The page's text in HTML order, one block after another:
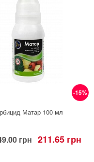
-15%
Матар 100 мл
грн 211.65 грн